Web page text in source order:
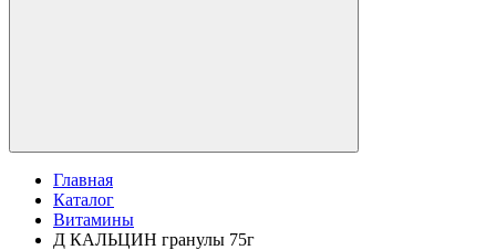
Главная
Каталог
Витамины
Д КАЛЬЦИН гранулы 75г